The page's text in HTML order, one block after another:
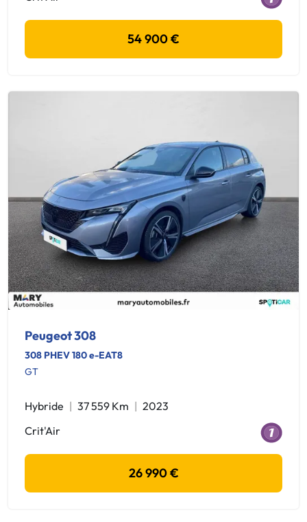
54 900 €
Peugeot 308
308 PHEV 180 e-EAT8
GT
Hybride 37 559 Km
2023
Crit'Air
26 990 €